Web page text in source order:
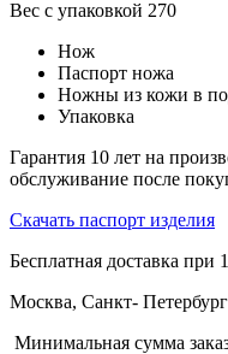
Вес с упаковкой 270
Нож
Паспорт ножа
Ножны из кожи в
Упаковка
Гарантия 10 лет на
обслуживание после
Скачать паспорт изделия
Бесплатная доставка при
Москва, Санкт-
Минимальная сумма